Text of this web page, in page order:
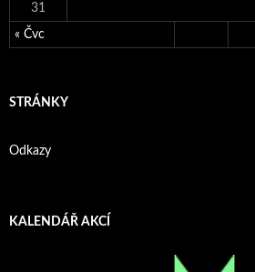
« Čvc
31
STRÁNKY
Odkazy
KALENDÁŘ AKCÍ